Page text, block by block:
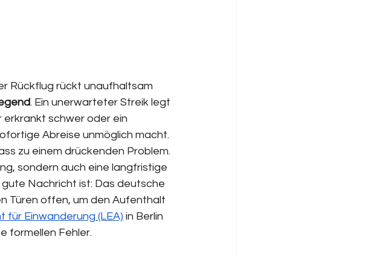
Rückflug rückt unaufhaltsam
. Ein unerwarteter Streik legt
erkrankt schwer oder ein
Abreise unmöglich macht.
zu einem drückenden Problem.
sondern auch eine langfristige
Nachricht ist: Das deutsche
Türen offen, um den Aufenthalt
für Einwanderung (LEA) in Berlin
formellen Fehler.